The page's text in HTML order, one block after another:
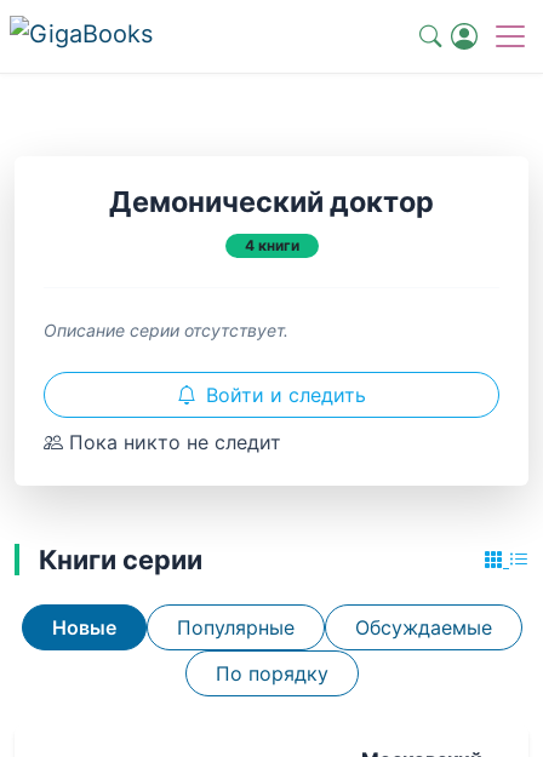
Демонический доктор
4 книги
Описание серии отсутствует.
Войти и следить
Пока никто не следит
Книги серии
Новые Популярные
Обсуждаемые
По порядку